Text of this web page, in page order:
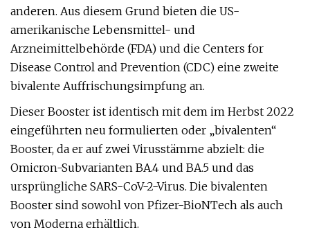
anderen. Aus diesem Grund bieten die US-
amerikanische Lebensmittel- und
Arzneimittelbehörde (FDA) und die Centers for
Disease Control and Prevention (CDC) eine zweite
bivalente Auffrischungsimpfung an.
Dieser Booster ist identisch mit dem im Herbst 2022
eingeführten neu formulierten oder „bivalenten“
Booster, da er auf zwei Virusstämme abzielt: die
Omicron-Subvarianten BA.4 und BA.5 und das
ursprüngliche SARS-CoV-2-Virus. Die bivalenten
Booster sind sowohl von Pfizer-BioNTech als auch
von Moderna erhältlich.